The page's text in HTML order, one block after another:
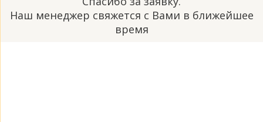
Наш менеджер свяжется с Вами в ближейшее
время